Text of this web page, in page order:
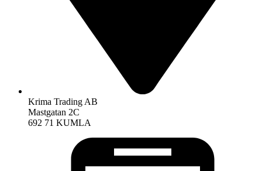
Krima Trading AB
Mastgatan 2C
692 71 KUMLA